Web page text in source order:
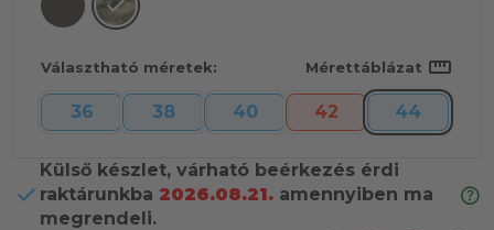
Választható méretek: Mérettáblázat straighten
36 38 40 42 44
Külső készlet, várható beérkezés érdi
raktárunkba 2026.08.21. amennyiben ma
megrendeli.